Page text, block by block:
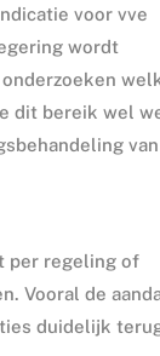
voor vve
wordt
dit bereik wel
van
per regeling of
Vooral de
duidelijk